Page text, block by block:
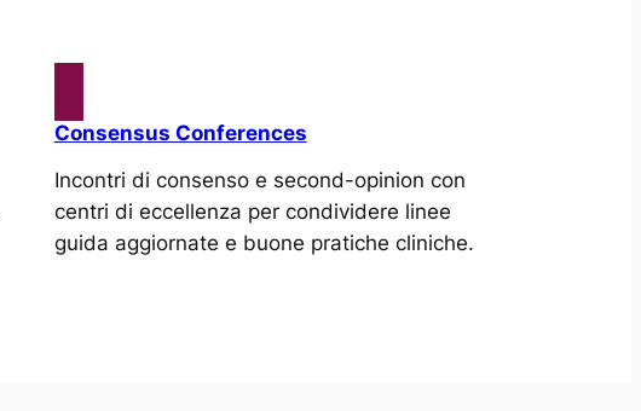
Consensus Conferences
Incontri di consenso e second-opinion con
centri di eccellenza per condividere linee
guida aggiornate e buone pratiche cliniche.